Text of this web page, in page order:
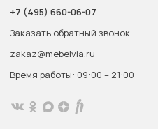
+7 (495) 660-06-07
Заказать обратный звонок
zakaz@mebelvia.ru
Время работы: 09:00 – 21:00